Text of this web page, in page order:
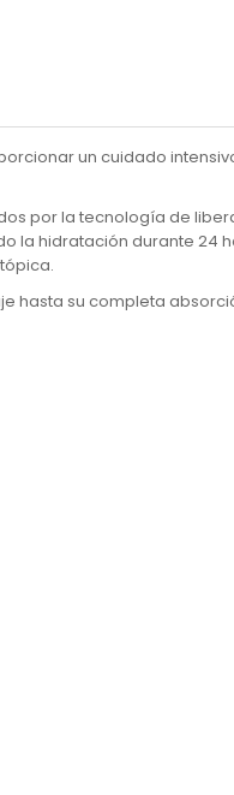
un cuidado
por la tecnología de
la hidratación durante 24
hasta su completa